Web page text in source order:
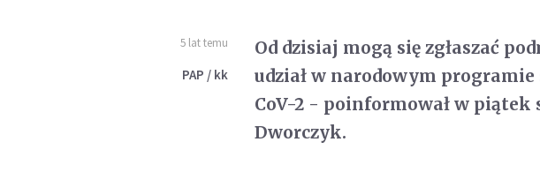
5 lat temu
PAP / kk
Od dzisiaj mogą się zgłaszać
udział w narodowym programie
CoV-2 - poinformował w
Dworczyk.